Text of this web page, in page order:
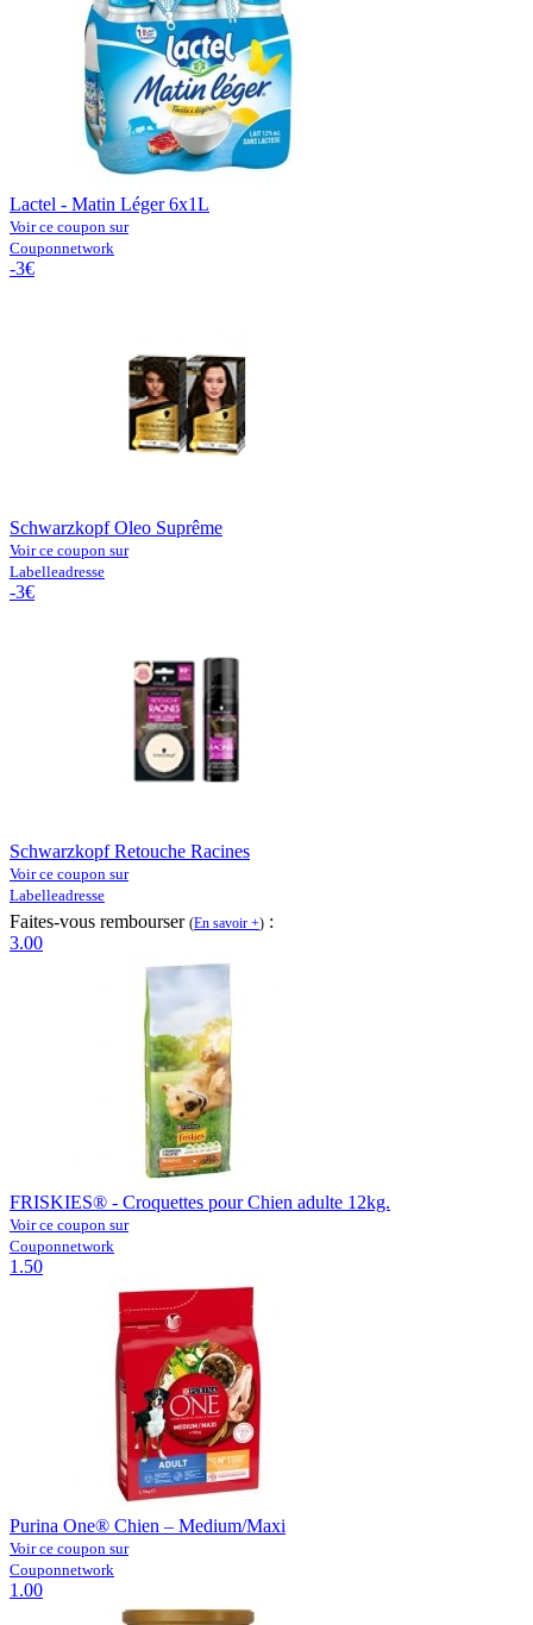
Lactel - Matin Léger 6x1L
Voir ce coupon sur
Couponnetwork
-3€
Schwarzkopf Oleo Suprême
Voir ce coupon sur
Labelleadresse
-3€
Schwarzkopf Retouche Racines
Voir ce coupon sur
Labelleadresse
Faites-vous rembourser (En savoir +) :
3.00
FRISKIES® - Croquettes pour Chien adulte 12kg.
Voir ce coupon sur
Couponnetwork
1.50
Purina One® Chien – Medium/Maxi
Voir ce coupon sur
Couponnetwork
1.00